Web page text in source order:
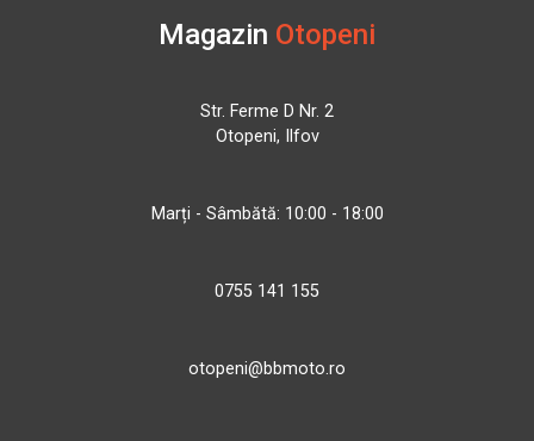
Magazin Otopeni
Str. Ferme D Nr. 2
Otopeni, Ilfov
Marți - Sâmbătă: 10:00 - 18:00
0755 141 155
otopeni@bbmoto.ro